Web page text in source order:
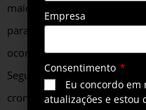
maior previsibilidade e
para que obras de linhas de
ocorram em sincronia com
Segundo o Grupo Cordeiro,
cronograma de entrega
Empresa
Consentimento
Eu concordo em
atualizações e estou